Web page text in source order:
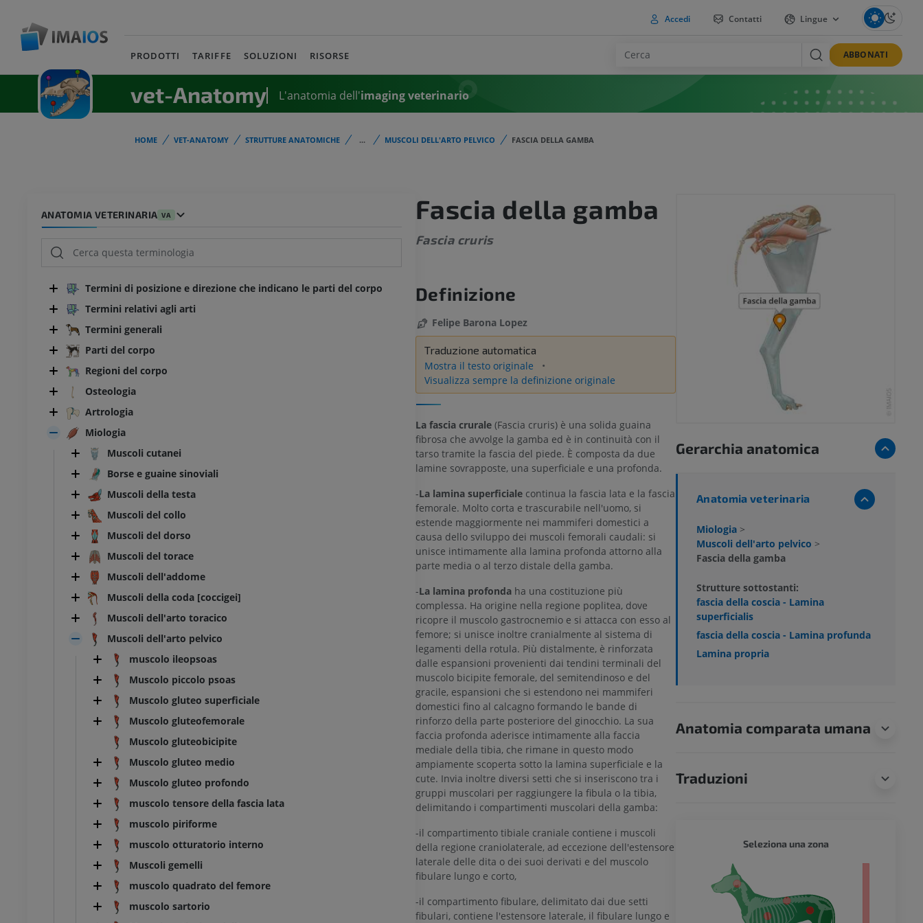
Accedi Contatti Lingue
PRODOTTI TARIFFE SOLUZIONI RISORSE ABBONATI
vet-Anatomy L'anatomia dell'imaging veterinario
HOME VET-ANATOMY STRUTTURE ANATOMICHE ... MUSCOLI DELL'ARTO PELVICO FASCIA DELLA GAMBA
ANATOMIA VETERINARIA VA
Termini di posizione e direzione che indicano le parti del corpo
Termini relativi agli arti
Termini generali
Parti del corpo
Regioni del corpo
Osteologia
Artrologia
Miologia
Muscoli cutanei
Borse e guaine sinoviali
Muscoli della testa
Muscoli del collo
Muscoli del dorso
Muscoli del torace
Muscoli dell'addome
Muscoli della coda [coccigei]
Muscoli dell'arto toracico
Muscoli dell'arto pelvico
muscolo ileopsoas
Muscolo piccolo psoas
Muscolo gluteo superficiale
Muscolo gluteofemorale
Muscolo gluteobicipite
Muscolo gluteo medio
Muscolo gluteo profondo
muscolo tensore della fascia lata
muscolo piriforme
muscolo otturatorio interno
Muscoli gemelli
muscolo quadrato del femore
muscolo sartorio
Fascia della gamba
Fascia cruris
Definizione
Felipe Barona Lopez
Traduzione automatica
Mostra il testo originale
Visualizza sempre la definizione originale
La fascia crurale(Fascia cruris) è una solida guaina
fibrosa che avvolge la gamba ed è in continuità con il
tarso tramite la fascia del piede. È composta da due
lamine sovrapposte, una superficiale e una profonda.
-La lamina superficialecontinua la fascia lata e la fascia
femorale. Molto corta e trascurabile nell'uomo, si
estende maggiormente nei mammiferi domestici a
causa dello sviluppo dei muscoli femorali caudali: si
unisce intimamente alla lamina profonda attorno alla
parte media o al terzo distale della gamba.
-La lamina profondaha una costituzione più
complessa. Ha origine nella regione poplitea, dove
ricopre il muscolo gastrocnemio e si attacca con esso al
femore; si unisce inoltre cranialmente al sistema di
legamenti della rotula. Più distalmente, è rinforzata
dalle espansioni provenienti dai tendini terminali del
muscolo bicipite femorale, del semitendinoso e del
gracile, espansioni che si estendono nei mammiferi
domestici fino al calcagno formando le bande di
rinforzo della parte posteriore del ginocchio. La sua
faccia profonda aderisce intimamente alla faccia
mediale della tibia, che rimane in questo modo
ampiamente scoperta sotto la lamina superficiale e la
cute. Invia inoltre diversi setti che si inseriscono tra i
gruppi muscolari per raggiungere la fibula o la tibia,
delimitando i compartimenti muscolari della gamba:
-il compartimento tibiale craniale contiene i muscoli
della regione craniolaterale, ad eccezione dell'estensore
laterale delle dita o dei suoi derivati e del muscolo
fibulare lungo e corto,
-il compartimento fibulare, delimitato dai due setti
fibulari, contiene l'estensore laterale, il fibulare lungo e
Gerarchia anatomica
Anatomia veterinaria
Miologia >
Muscoli dell'arto pelvico >
Fascia della gamba
Strutture sottostanti:
fascia della coscia - Lamina
superficialis
fascia della coscia - Lamina profunda
Lamina propria
Anatomia comparata umana
Traduzioni
BOVINO
generale
Illustrazioni
Cavallo - Osteologia
TOPO
GRATUITO
Seleziona una zona